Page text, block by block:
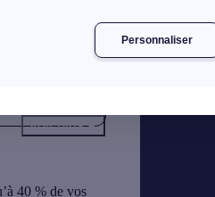
Personnaliser
Voir plus
40 % de vos
JE